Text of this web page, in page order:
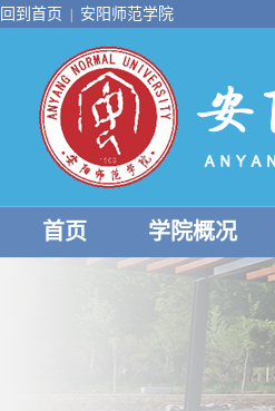
回到首页 安阳师范学院
首页 学院概况